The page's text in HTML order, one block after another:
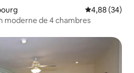
Note
4,88 (34)
moderne de 4 chambres